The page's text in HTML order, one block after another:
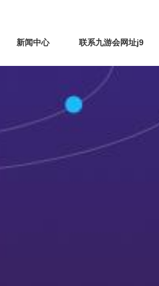
新闻中心 联系九游会网址j9